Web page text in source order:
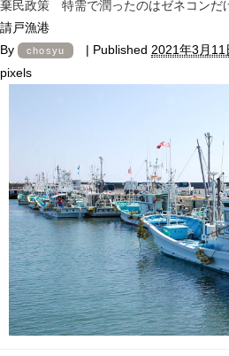
棄民政策 特需で潤ったのはゼネコンだ
請戸漁港
By
chosyu | Published 2021年3月11
pixels